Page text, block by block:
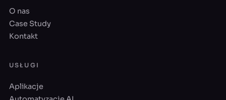
O nas
Case Study
Kontakt
USŁUGI
Aplikacje